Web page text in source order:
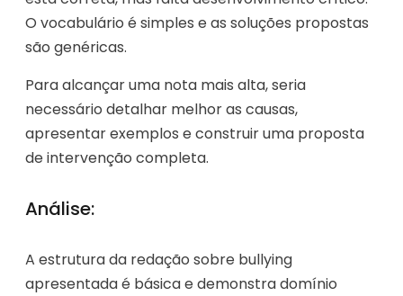
O vocabulário é simples e as soluções propostas
são genéricas.
Para alcançar uma nota mais alta, seria
necessário detalhar melhor as causas,
apresentar exemplos e construir uma proposta
de intervenção completa.
Análise:
A estrutura da redação sobre bullying
apresentada é básica e demonstra domínio